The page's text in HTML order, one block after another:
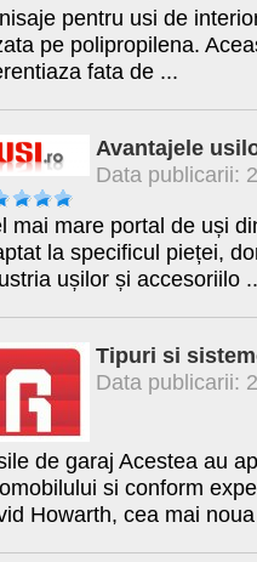
pentru usi de
pe polipropilena.
fata de ...
Avantajele
Data publicarii:
mai mare portal de uși
la specificul pieței,
ușilor și accesoriilo
Tipuri si
Data publicarii:
de garaj Acestea au
si conform
Howarth, cea mai